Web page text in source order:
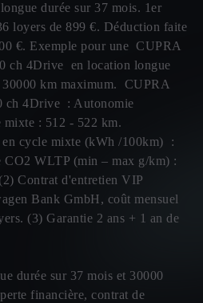
durée sur 37 mois. 1er
loyers de 899 €. Déduction faite
€. Exemple pour une CUPRA
ch 4Drive en location longue
30000 km maximum. CUPRA
ch 4Drive : Autonomie
mixte : 512 - 522 km.
en cycle mixte (kWh /100km) :
CO2 WLTP (min – max g/km) :
Contrat d'entretien VIP
Bank GmbH, coût mensuel
(3) Garantie 2 ans + 1 an de
durée sur 37 mois et 30000
financière, contrat de